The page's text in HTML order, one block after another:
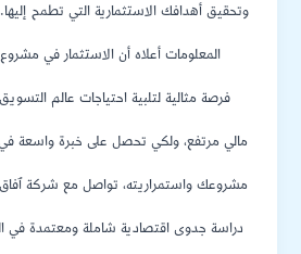
وتحقيق أهدافك الاستثمارية التي تطمح
المعلومات أعلاه أن الاستثمار في
فرصة مثالية لتلبية احتياجات عالم
مالي مرتفع، ولكي تحصل على خبرة واسعة
مشروعك واستمراريته، تواصل مع شركة
دراسة جدوى اقتصادية شاملة ومعتمدة في